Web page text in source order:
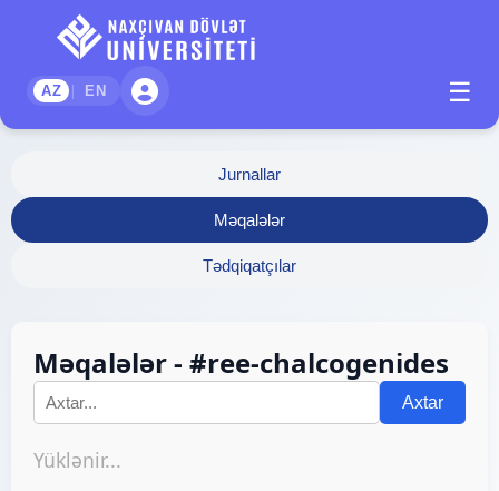
AZ | EN ☰
Jurnallar
Məqalələr
Tədqiqatçılar
Məqalələr - #ree-chalcogenides
Axtar
Yüklənir...